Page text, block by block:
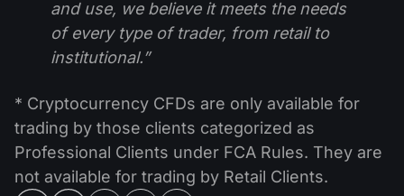
and use, we believe it meets the needs
of every type of trader, from retail to
institutional.”
* Cryptocurrency CFDs are only available for
trading by those clients categorized as
Professional Clients under FCA Rules. They are
not available for trading by Retail Clients.